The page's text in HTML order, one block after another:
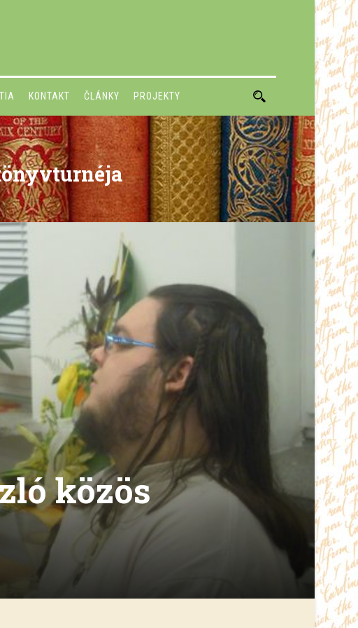
KONTAKT ČLÁNKY PROJEKTY
közös